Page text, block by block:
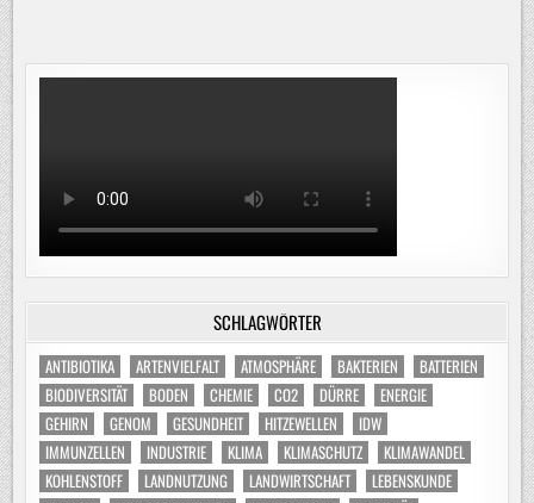
SCHLAGWÖRTER
ANTIBIOTIKA ARTENVIELFALT ATMOSPHÄRE BAKTERIEN
BATTERIEN
BIODIVERSITÄT
BODEN CHEMIE CO2 DÜRRE
ENERGIE
GEHIRN
GENOM GESUNDHEIT HITZEWELLEN
IDW
IMMUNZELLEN
INDUSTRIE KLIMA KLIMASCHUTZ
KLIMAWANDEL
KOHLENSTOFF
LANDNUTZUNG LANDWIRTSCHAFT
LEBENSKUNDE